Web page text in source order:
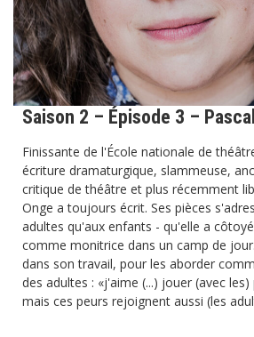
Saison 2 – Épisode 3 –
Finissante de l'École nationale de
écriture dramaturgique, slammeuse,
critique de théâtre et plus récemment
Onge a toujours écrit. Ses pièces
adultes qu'aux enfants - qu'elle a
comme monitrice dans un camp de
dans son travail, pour les aborder
des adultes : «j'aime (...) jouer (avec
mais ces peurs rejoignent aussi (les